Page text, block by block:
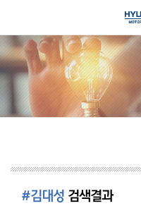
#김대성 검색결과